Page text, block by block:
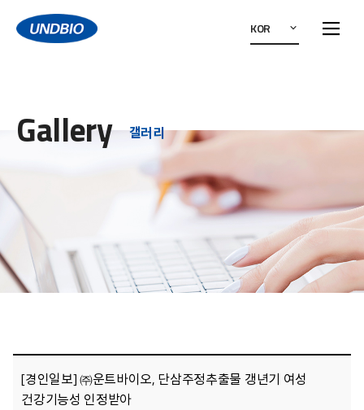
KOR
Gallery 갤러리
[경인일보] ㈜운트바이오, 단삼주정추출물 갱년기 여성
건강기능성 인정받아